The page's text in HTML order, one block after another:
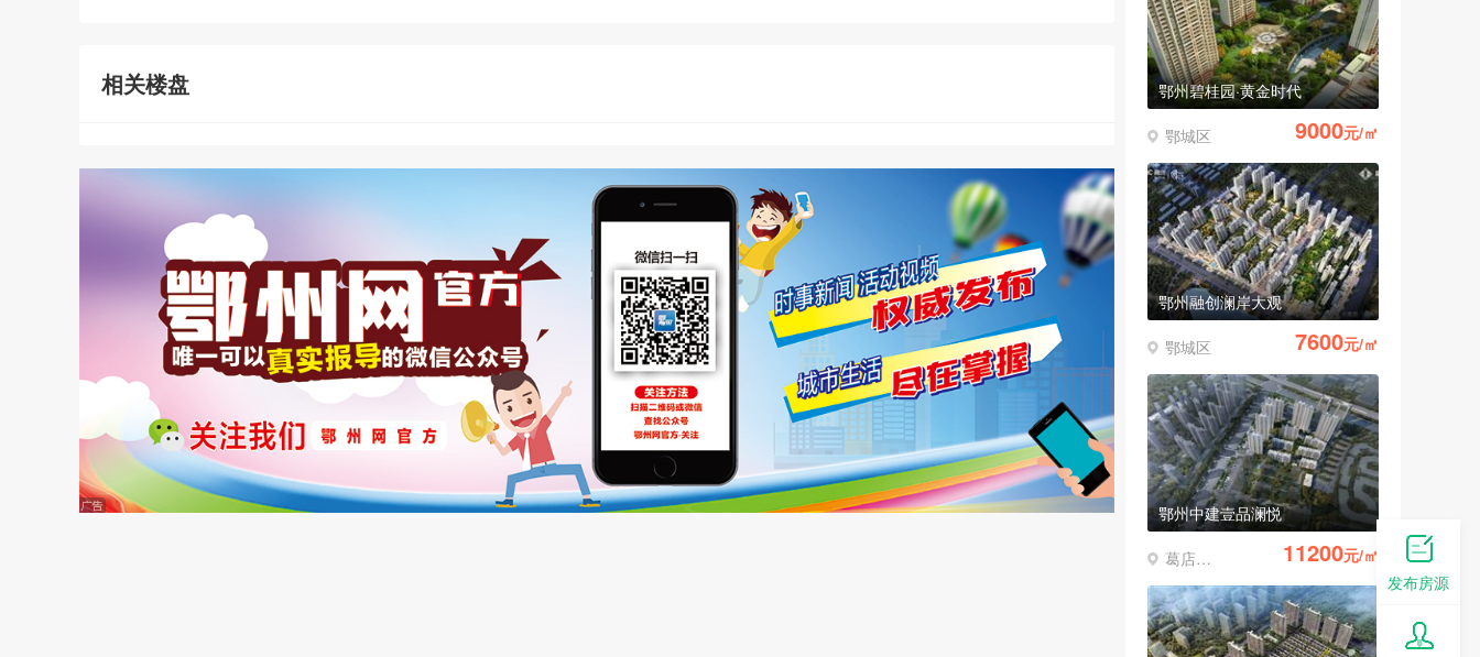
相关楼盘 鄂州碧桂园·黄金时代
鄂城区 9000元/㎡
鄂州融创澜岸大观
鄂城区 7600元/㎡
鄂州中建壹品澜悦
葛店经济开发区 11200元/㎡
发布房源